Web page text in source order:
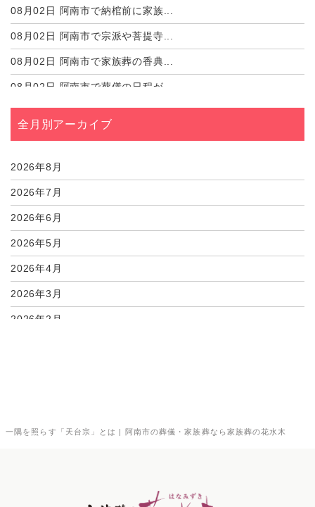
一隅を照らす「天台宗」とは | 阿南市の葬儀・家族葬なら家族葬の花水木
08月02日 阿南市で納棺前に家族...
08月02日 阿南市で宗派や菩提寺...
08月02日 阿南市で家族葬の香典...
08月02日 阿南市で葬儀の日程が...
08月02日阿南市で葬儀の食事を...
全月別アーカイブ
2026年8月
2026年7月
2026年6月
2026年5月
2026年4月
2026年3月
2026年2月